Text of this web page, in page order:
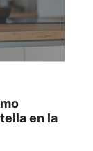
en la